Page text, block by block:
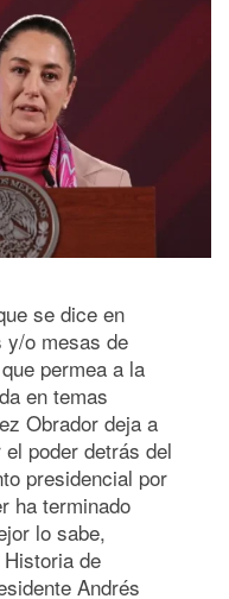
se dice en
y/o mesas de
permea a la
en temas
Obrador deja a
poder detrás del
presidencial por
ha terminado
lo sabe,
de
Andrés